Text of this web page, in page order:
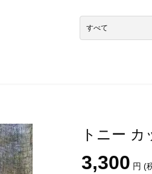
トニー カ
3,300 円 (